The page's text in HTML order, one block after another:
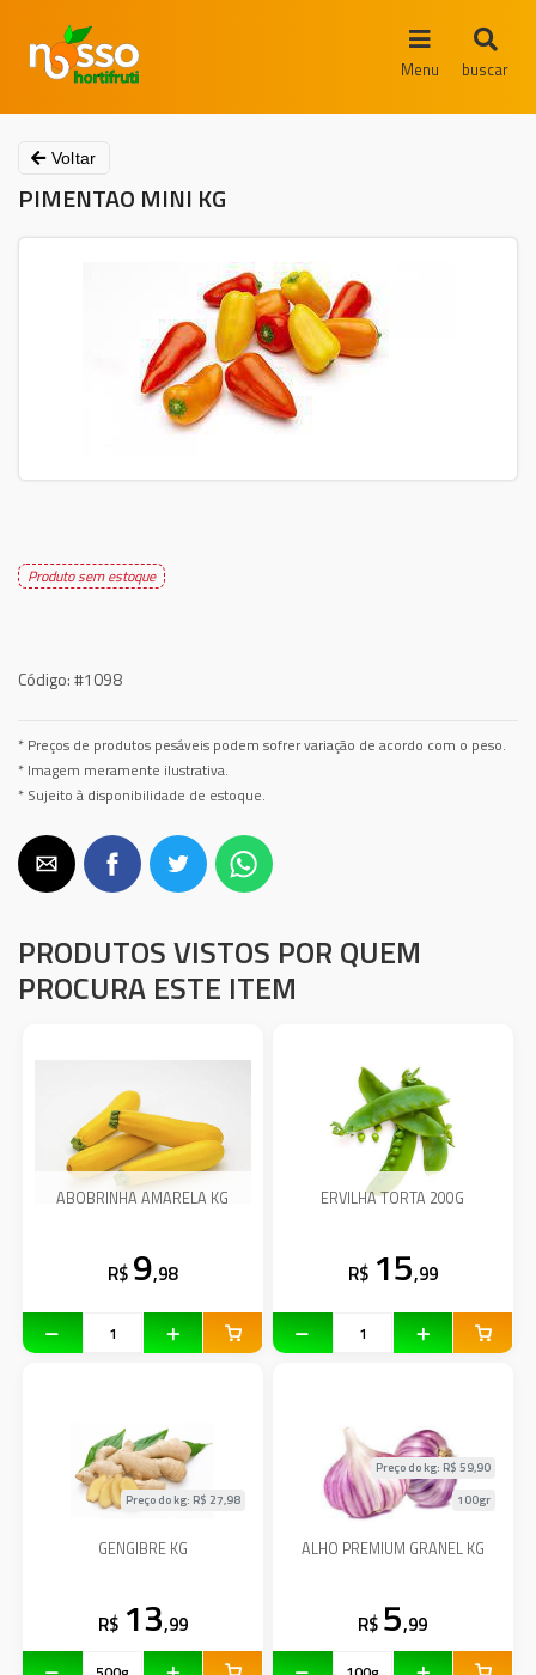
Menu buscar
Voltar
PIMENTAO MINI KG
Produto sem estoque
Código:#1098
* Preços de produtos pesáveis podem sofrer variação de acordo com o peso.
* Imagem meramente ilustrativa.
* Sujeito à disponibilidade de estoque.
PRODUTOS VISTOS POR QUEM
PROCURA ESTE ITEM
ABOBRINHA AMARELA KG
R$ 9,98
ERVILHA TORTA 200G
R$ 15,99
GENGIBRE KG
Preço do kg: R$ 27,98
R$ 13,99
ALHO PREMIUM GRANEL KG
Preço do kg: R$ 59,90
100gr
R$ 5,99